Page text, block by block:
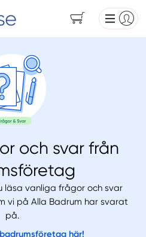
och svar från
läsa vanliga frågor och svar
vi på Alla Badrum har svarat
på.
här!